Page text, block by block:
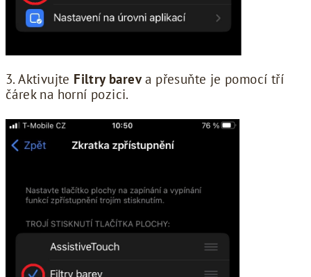
3. Aktivujte Filtry bareva přesuňte je pomocí tří
čárek na horní pozici.